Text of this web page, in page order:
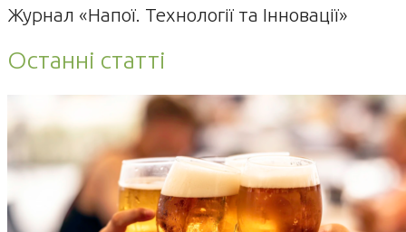
Журнал «Напої. Технології та Інновації»
Останні статті